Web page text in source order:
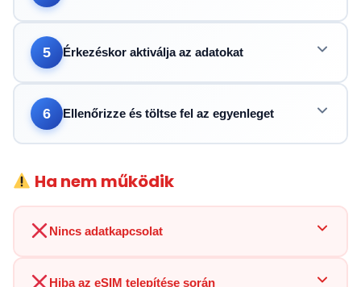
5 Érkezéskor aktiválja az adatokat
6 Ellenőrizze és töltse fel az egyenleget
Ha nem működik
Nincs adatkapcsolat
Hiba az eSIM telepítése során